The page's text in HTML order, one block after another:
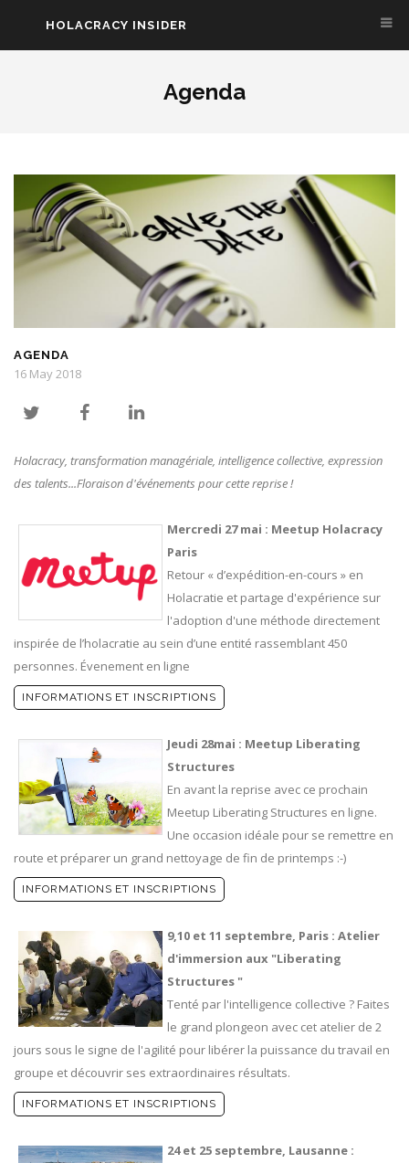
HOLACRACY INSIDER
Agenda
AGENDA
16 May 2018
Holacracy, transformation managériale, intelligence collective, expression
des talents...Floraison d'événements pour cette reprise !
Mercredi 27 mai : Meetup Holacracy
Paris
Retour « d’expédition-en-cours » en
Holacratie et partage d'expérience sur
l'adoption d'une méthode directement
inspirée de l’holacratie au sein d’une entité rassemblant 450
personnes. Évenement en ligne
INFORMATIONS ET INSCRIPTIONS
Jeudi 28mai : Meetup Liberating
Structures
En avant la reprise avec ce prochain
Meetup Liberating Structures en ligne.
Une occasion idéale pour se remettre en
route et préparer un grand nettoyage de fin de printemps :-)
INFORMATIONS ET INSCRIPTIONS
9,10 et 11 septembre, Paris : Atelier
d'immersion aux "Liberating
Structures "
Tenté par l'intelligence collective ? Faites
le grand plongeon avec cet atelier de 2
jours sous le signe de l'agilité pour libérer la puissance du travail en
groupe et découvrir ses extraordinaires résultats.
INFORMATIONS ET INSCRIPTIONS
24 et 25 septembre, Lausanne :